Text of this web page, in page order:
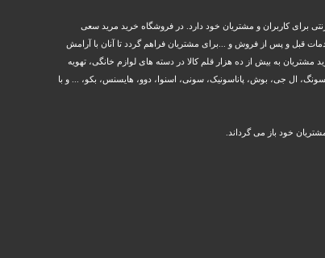
برای کاربران و مشتریان خود دارد. در فروشگاه خرید مرید سعی
قبل و پس از فروش و ...برای مشتریان فراهم گردد تا آنان با آرامش
به بیش از ده هزار قلم کالا در دسته های لوازم خانگی، تهویه
ال جی، بوش، پاناسونیک، سونی، اسنوا، دوو، هایسنس، بکو، ... و با